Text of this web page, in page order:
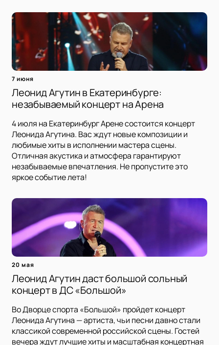
7 июня
Леонид Агутин в Екатеринбурге:
незабываемый концерт на Арена
4 июля на Екатеринбург Арене состоится концерт
Леонида Агутина. Вас ждут новые композиции и
любимые хиты в исполнении мастера сцены.
Отличная акустика и атмосфера гарантируют
незабываемые впечатления. Не пропустите это
яркое событие лета!
20 мая
Леонид Агутин даст большой сольный
концерт в ДС «Большой»
Во Дворце спорта «Большой» пройдет концерт
Леонида Агутина — артиста, чьи песни давно стали
классикой современной российской сцены. Гостей
вечера ждут лучшие хиты и масштабная концертная